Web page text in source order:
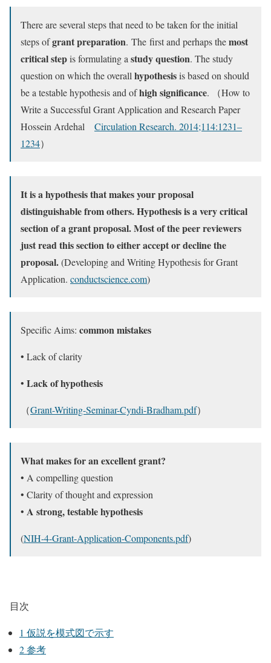
There are several steps that need to be taken for the initial
steps ofgrant preparation. The first and perhaps themost
critical stepis formulating a study question. The study
question on which the overall hypothesisis based on should
be a testable hypothesis and ofhigh significance. （How to
Write a Successful Grant Application and Research Paper
Hossein Ardehal Circulation Research. 2014;114:1231–
1234）
It is a hypothesis that makes your proposal
distinguishable from others. Hypothesis is a very critical
section of a grant proposal. Most of the peer reviewers
just read this section to either accept or decline the
proposal.(Developing and Writing Hypothesis for Grant
Application. conductscience.com)
Specific Aims: common mistakes
• Lack of clarity
• Lack of hypothesis
（Grant-Writing-Seminar-Cyndi-Bradham.pdf）
What makes for an excellent grant?
• A compelling question
• Clarity of thought and expression
• A strong, testable hypothesis
(NIH-4-Grant-Application-Components.pdf)
目次
1 仮説を模式図で示す
2参考